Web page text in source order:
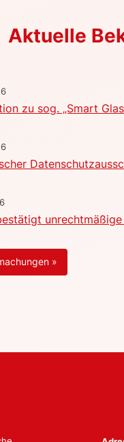
Aktuelle
zu sog. „Smart
»